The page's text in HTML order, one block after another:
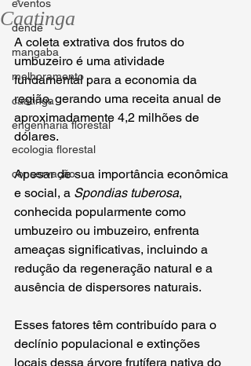
eventos
dendê
mangaba
melhoramento
caatinga
engenharia florestal
ecologia florestal
conservação
Caatinga
A coleta extrativa dos frutos do
umbuzeiro é uma atividade
fundamental para a economia da
região, gerando uma receita anual de
aproximadamente 4,2 milhões de
dólares.
Apesar de sua importância econômica
e social, a Spondias tuberosa,
conhecida popularmente como
umbuzeiro ou imbuzeiro, enfrenta
ameaças significativas, incluindo a
redução da regeneração natural e a
ausência de dispersores naturais.
Esses fatores têm contribuído para o
declínio populacional e extinções
locais dessa árvore frutífera nativa do